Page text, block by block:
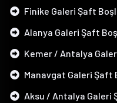
Finike Galeri Şaft
Alanya Galeri Şaft
Kemer / Antalya
Manavgat Galeri Şaft
Aksu / Antalya Galeri